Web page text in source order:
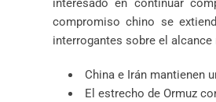
interesado en continuar
compromiso chino se
interrogantes sobre el
China e Irán mantienen
El estrecho de Ormuz